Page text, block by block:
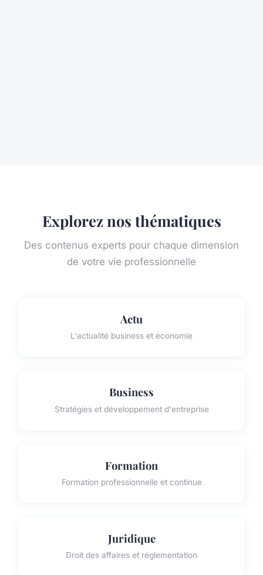
Explorez nos thématiques
Des contenus experts pour chaque dimension
de votre vie professionnelle
Actu
L'actualité business et économie
Business
Stratégies et développement d'entreprise
Formation
Formation professionnelle et continue
Juridique
Droit des affaires et réglementation